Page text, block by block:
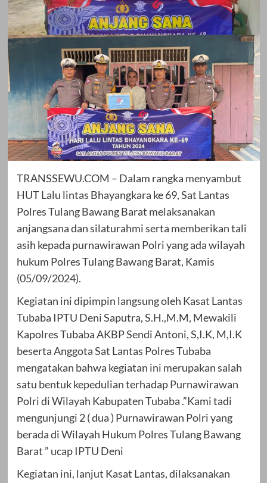
TRANSSEWU.COM – Dalam rangka menyambut
HUT Lalu lintas Bhayangkara ke 69, Sat Lantas
Polres Tulang Bawang Barat melaksanakan
anjangsana dan silaturahmi serta memberikan tali
asih kepada purnawirawan Polri yang ada wilayah
hukum Polres Tulang Bawang Barat, Kamis
(05/09/2024).
Kegiatan ini dipimpin langsung oleh Kasat Lantas
Tubaba IPTU Deni Saputra, S.H.,M.M, Mewakili
Kapolres Tubaba AKBP Sendi Antoni, S,I.K, M,I.K
beserta Anggota Sat Lantas Polres Tubaba
mengatakan bahwa kegiatan ini merupakan salah
satu bentuk kepedulian terhadap Purnawirawan
Polri di Wilayah Kabupaten Tubaba .”Kami tadi
mengunjungi 2 ( dua ) Purnawirawan Polri yang
berada di Wilayah Hukum Polres Tulang Bawang
Barat ” ucap IPTU Deni
Kegiatan ini, lanjut Kasat Lantas, dilaksanakan